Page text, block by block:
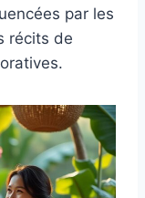
par les
récits de